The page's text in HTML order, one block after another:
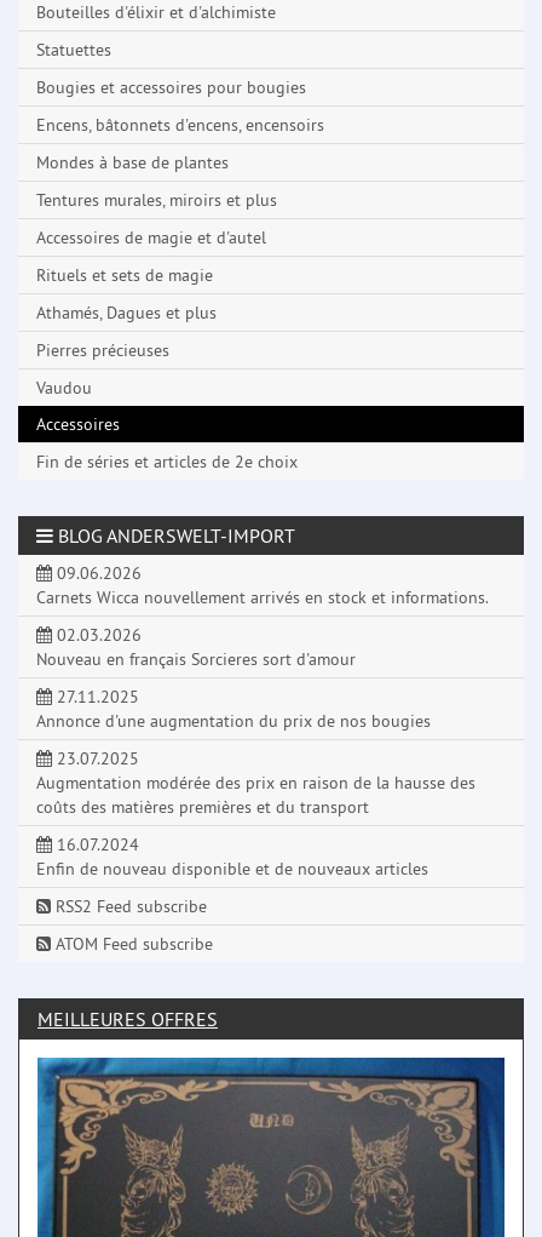
Bouteilles d'élixir et d'alchimiste
Statuettes
Bougies et accessoires pour bougies
Encens, bâtonnets d'encens, encensoirs
Mondes à base de plantes
Tentures murales, miroirs et plus
Accessoires de magie et d'autel
Rituels et sets de magie
Athamés, Dagues et plus
Pierres précieuses
Vaudou
Accessoires
Fin de séries et articles de 2e choix
BLOG ANDERSWELT-IMPORT
09.06.2026
Carnets Wicca nouvellement arrivés en stock et informations.
02.03.2026
Nouveau en français Sorcieres sort d'amour
27.11.2025
Annonce d'une augmentation du prix de nos bougies
23.07.2025
Augmentation modérée des prix en raison de la hausse des
coûts des matières premières et du transport
16.07.2024
Enfin de nouveau disponible et de nouveaux articles
RSS2 Feed subscribe
ATOM Feed subscribe
MEILLEURES OFFRES